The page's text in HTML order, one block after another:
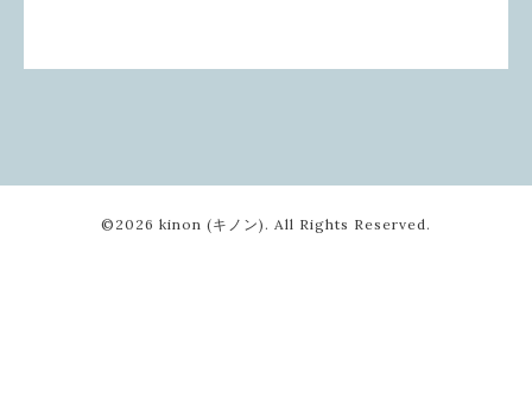
©2026 kinon (キノン) . All Rights Reserved.